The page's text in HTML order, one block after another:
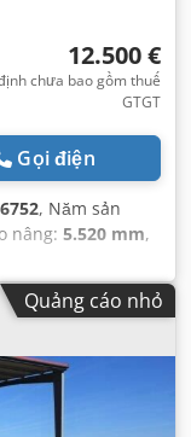
12.500 €
chưa bao gồm thuế
GTGT
Gọi điện
, Năm sản
nâng: 5.520 mm,
dựng:2.408 mm,
mm, kích thước
Quảng cáo nhỏ